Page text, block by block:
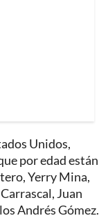
Unidos,
por edad están
Yerry Mina,
Juan
Andrés Gómez.